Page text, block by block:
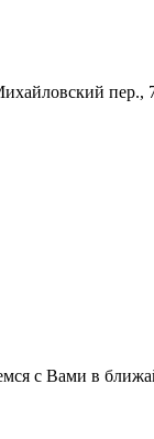
пер.,
с Вами в